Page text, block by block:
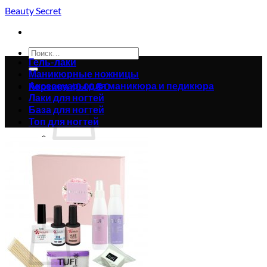
Skip
content
Beauty Secret
Искать:
Корзина /0.00₴0
Корзина пуста.
Вернуться в магазин
0
Корзина
Гель-лаки
Маникюрные ножницы
Аксессуары для маникюра и педикюра
Лаки для ногтей
База для ногтей
Топ для ногтей